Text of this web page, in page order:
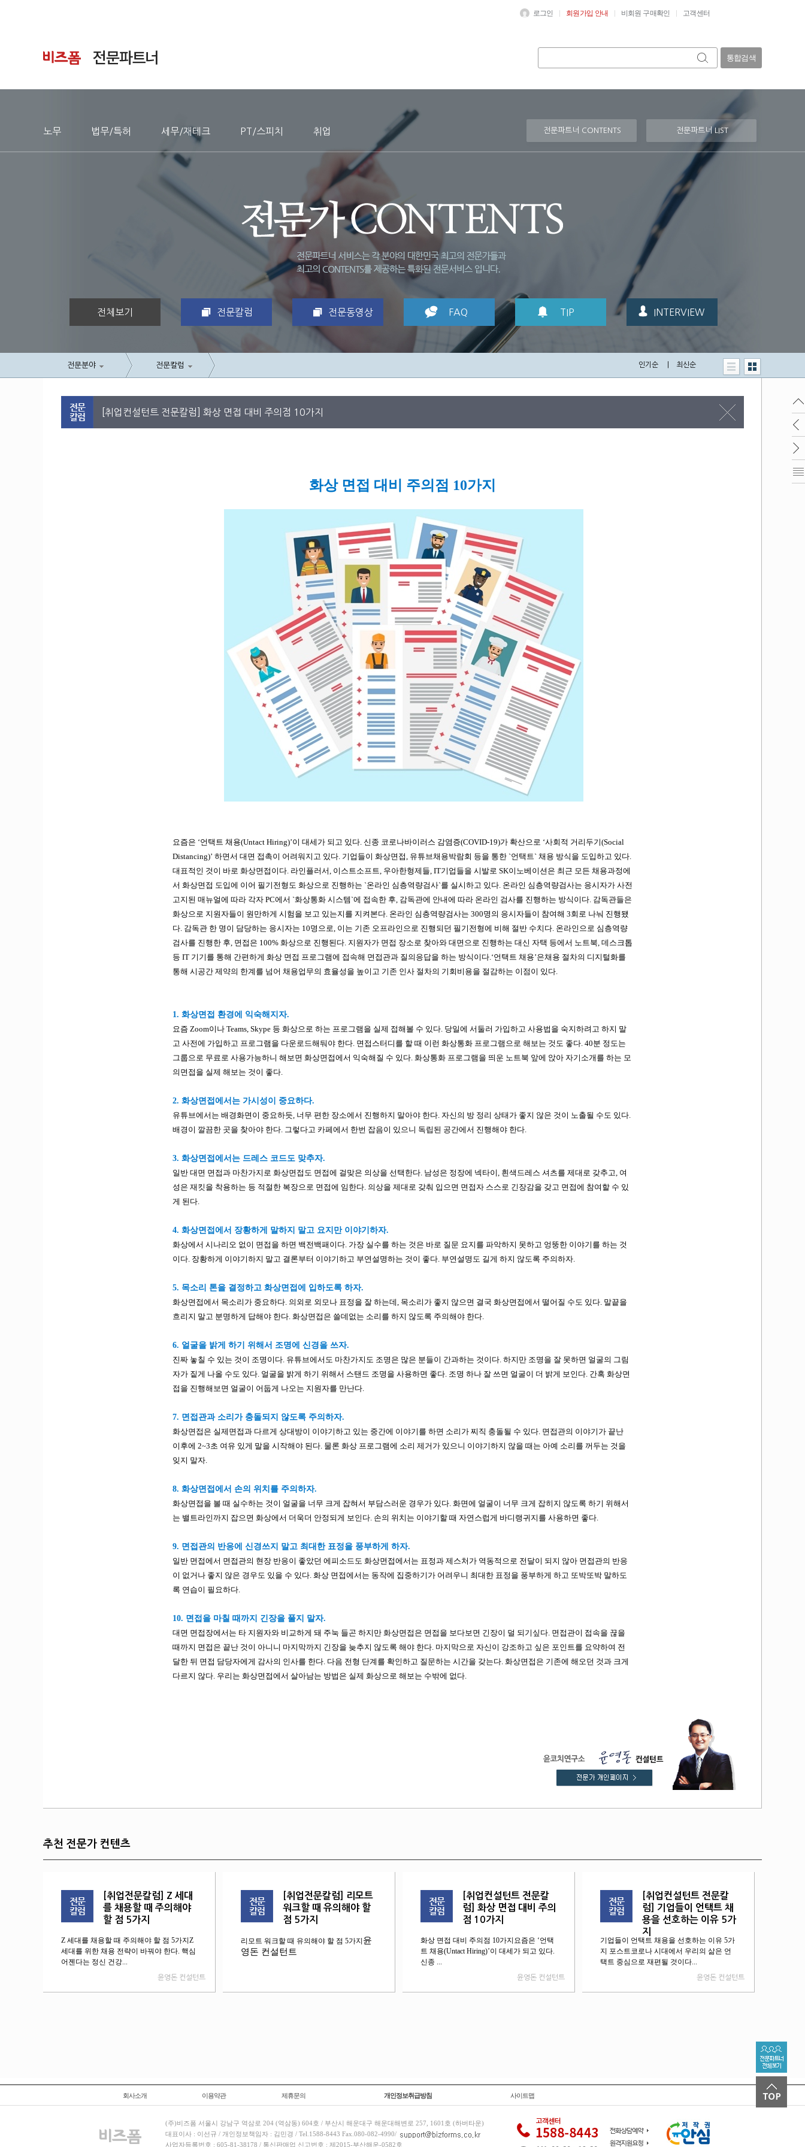
로그인 회원가입 안내 비회원 구매확인 고객센터
통합검색
전체보기 전문칼럼 전문동영상 FAQ TIP INTERVIEW
노무 법무/특허 세무/재테크 PT/스피치 취업 전문파트너 LIST
전문파트너 CONTENTS
전문분야 전문칼럼 인기순 최신순
[취업컨설턴트 전문칼럼] 화상 면접 대비 주의점 10가지
화상 면접 대비 주의점 10가지
요즘은 ‘언택트 채용(Untact Hiring)’이 대세가 되고 있다. 신종 코로나바이러스 감염증(COVID-19)가 확산으로 ‘사회적 거리두기(Social
Distancing)’ 하면서 대면 접촉이 어려워지고 있다. 기업들이 화상면접, 유튜브채용박람회 등을 통한 `언택트` 채용 방식을 도입하고 있다.
대표적인 것이 바로 화상면접이다. 라인플러서, 이스트소프트, 우아한형제들, IT기업들을 시발로 SK이노베이션은 최근 모든 채용과정에
서 화상면접 도입에 이어 필기전형도 화상으로 진행하는 `온라인 심층역량검사`를 실시하고 있다. 온라인 심층역량검사는 응시자가 사전
고지된 매뉴얼에 따라 각자 PC에서 `화상통화 시스템`에 접속한 후, 감독관에 안내에 따라 온라인 검사를 진행하는 방식이다. 감독관들은
화상으로 지원자들이 원만하게 시험을 보고 있는지를 지켜본다. 온라인 심층역량검사는 300명의 응시자들이 참여해 3회로 나눠 진행됐
다. 감독관 한 명이 담당하는 응시자는 10명으로, 이는 기존 오프라인으로 진행되던 필기전형에 비해 절반 수치다. 온라인으로 심층역량
검사를 진행한 후, 면접은 100% 화상으로 진행된다. 지원자가 면접 장소로 찾아와 대면으로 진행하는 대신 자택 등에서 노트북, 데스크톱
등 IT 기기를 통해 간편하게 화상 면접 프로그램에 접속해 면접관과 질의응답을 하는 방식이다.‘언택트 채용’은채용 절차의 디지털화를
통해 시공간 제약의 한계를 넘어 채용업무의 효율성을 높이고 기존 인사 절차의 기회비용을 절감하는 이점이 있다.
1. 화상면접 환경에 익숙해지자.
요즘 Zoom이나 Teams, Skype 등 화상으로 하는 프로그램을 실제 접해볼 수 있다. 당일에 서둘러 가입하고 사용법을 숙지하려고 하지 말
고 사전에 가입하고 프로그램을 다운로드해둬야 한다. 면접스터디를 할 때 이런 화상통화 프로그램으로 해보는 것도 좋다. 40분 정도는
그룹으로 무료로 사용가능하니 해보면 화상면접에서 익숙해질 수 있다. 화상통화 프로그램을 띄운 노트북 앞에 앉아 자기소개를 하는 모
의면접을 실제 해보는 것이 좋다.
2. 화상면접에서는 가시성이 중요하다.
유튜브에서는 배경화면이 중요하듯, 너무 편한 장소에서 진행하지 말아야 한다. 자신의 방 정리 상태가 좋지 않은 것이 노출될 수도 있다.
배경이 깔끔한 곳을 찾아야 한다. 그렇다고 카페에서 한번 잡음이 있으니 독립된 공간에서 진행해야 한다.
3. 화상면접에서는 드레스 코드도 맞추자.
일반 대면 면접과 마찬가지로 화상면접도 면접에 걸맞은 의상을 선택한다. 남성은 정장에 넥타이, 흰색드레스 셔츠를 제대로 갖추고, 여
성은 재킷을 착용하는 등 적절한 복장으로 면접에 임한다. 의상을 제대로 갖춰 입으면 면접자 스스로 긴장감을 갖고 면접에 참여할 수 있
게 된다.
4. 화상면접에서 장황하게 말하지 말고 요지만 이야기하자.
화상에서 시나리오 없이 면접을 하면 백전백패이다. 가장 실수를 하는 것은 바로 질문 요지를 파악하지 못하고 엉뚱한 이야기를 하는 것
이다. 장황하게 이야기하지 말고 결론부터 이야기하고 부연설명하는 것이 좋다. 부연설명도 길게 하지 않도록 주의하자.
5. 목소리 톤을 결정하고 화상면접에 입하도록 하자.
화상면접에서 목소리가 중요하다. 의외로 외모나 표정을 잘 하는데, 목소리가 좋지 않으면 결국 화상면접에서 떨어질 수도 있다. 말끝을
흐리지 말고 분명하게 답해야 한다. 화상면접은 쓸데없는 소리를 하지 않도록 주의해야 한다.
6. 얼굴을 밝게 하기 위해서 조명에 신경을 쓰자.
진짜 놓칠 수 있는 것이 조명이다. 유튜브에서도 마찬가지도 조명은 많은 분들이 간과하는 것이다. 하지만 조명을 잘 못하면 얼굴의 그림
자가 짙게 나올 수도 있다. 얼굴을 밝게 하기 위해서 스탠드 조명을 사용하면 좋다. 조명 하나 잘 쓰면 얼굴이 더 밝게 보인다. 간혹 화상면
접을 진행해보면 얼굴이 어둡게 나오는 지원자를 만난다.
7. 면접관과 소리가 충돌되지 않도록 주의하자.
화상면접은 실제면접과 다르게 상대방이 이야기하고 있는 중간에 이야기를 하면 소리가 찌직 충돌될 수 있다. 면접관의 이야기가 끝난
이후에 2~3초 여유 있게 말을 시작해야 된다. 물론 화상 프로그램에 소리 제거가 있으니 이야기하지 않을 때는 아예 소리를 꺼두는 것을
잊지 말자.
8. 화상면접에서 손의 위치를 주의하자.
화상면접을 볼 때 실수하는 것이 얼굴을 너무 크게 잡혀서 부담스러운 경우가 있다. 화면에 얼굴이 너무 크게 잡히지 않도록 하기 위해서
는 밸트라인까지 잡으면 화상에서 더욱더 안정되게 보인다. 손의 위치는 이야기할 때 자연스럽게 바디랭귀지를 사용하면 좋다.
9. 면접관의 반응에 신경쓰지 말고 최대한 표정을 풍부하게 하자.
일반 면접에서 면접관의 현장 반응이 좋았던 에피소드도 화상면접에서는 표정과 제스처가 역동적으로 전달이 되지 않아 면접관의 반응
이 없거나 좋지 않은 경우도 있을 수 있다. 화상 면접에서는 동작에 집중하기가 어려우니 최대한 표정을 풍부하게 하고 또박또박 말하도
록 연습이 필요하다.
10. 면접을 마칠 때까지 긴장을 풀지 말자.
대면 면접장에서는 타 지원자와 비교하게 돼 주눅 들곤 하지만 화상면접은 면접을 보다보면 긴장이 덜 되기싶다. 면접관이 접속을 끊을
때까지 면접은 끝난 것이 아니니 마지막까지 긴장을 늦추지 않도록 해야 한다. 마지막으로 자신이 강조하고 싶은 포인트를 요약하여 전
달한 뒤 면접 담당자에게 감사의 인사를 한다. 다음 전형 단계를 확인하고 질문하는 시간을 갖는다. 화상면접은 기존에 해오던 것과 크게
다르지 않다. 우리는 화상면접에서 살아남는 방법은 실제 화상으로 해보는 수밖에 없다.
추천 전문가 컨텐츠
[취업전문칼럼] Z 세대
를 채용할 때 주의해야
할 점 5가지
Z 세대를 채용할 때 주의해야 할 점 5가지Z
세대를 위한 채용 전략이 바꿔야 한다. 핵심
어젠다는 정신 건강...
윤영돈 컨설턴트
[취업전문칼럼] 리모트
워크할 때 유의해야 할
점 5가지
리모트 워크할 때 유의해야 할 점 5가지 윤
영돈 컨설턴트
[취업컨설턴트 전문칼
럼] 화상 면접 대비 주의
점 10가지
화상 면접 대비 주의점 10가지요즘은 ‘언택
트 채용(Untact Hiring)’이 대세가 되고 있다.
신종 ...
윤영돈 컨설턴트
[취업컨설턴트 전문칼
럼] 기업들이 언택트 채
용을 선호하는 이유 5가
지
기업들이 언택트 채용을 선호하는 이유 5가
지 포스트코로나 시대에서 우리의 삶은 언
택트 중심으로 재편될 것이다...
윤영돈 컨설턴트
회사소개 이용약관 제휴문의 개인정보취급방침 사이트맵
(주)비즈폼 서울시 강남구 역삼로 204 (역삼동) 604호 / 부산시 해운대구 해운대해변로 257, 1601호 (하버타운)
대표이사 : 이선규 / 개인정보책임자 : 김민경 / Tel.1588-8443 Fax.080-082-4990/
사업자등록번호 : 605-81-38178 / 통신판매업 신고번호 : 제2015-부산해운-0582호